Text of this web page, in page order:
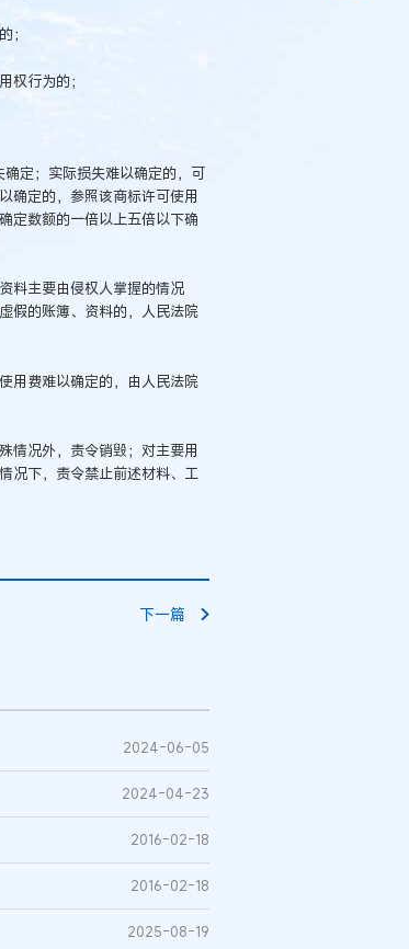
；
权行为的；
定；实际损失难以确定的，可
确定的，参照该商标许可使用
定数额的一倍以上五倍以下确
料主要由侵权人掌握的情况
假的账簿、资料的，人民法院
用费难以确定的，由人民法院
情况外，责令销毁；对主要用
况下，责令禁止前述材料、工
下一篇
2024-06-05
2024-04-23
2016-02-18
2016-02-18
2025-08-19